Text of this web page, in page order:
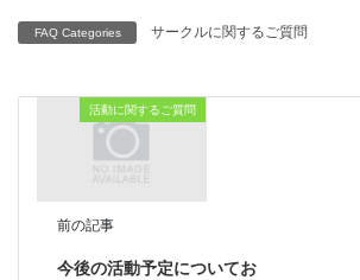
FAQ Categories サークルに関するご質問
活動に関するご質問
前の記事
今後の活動予定についてお